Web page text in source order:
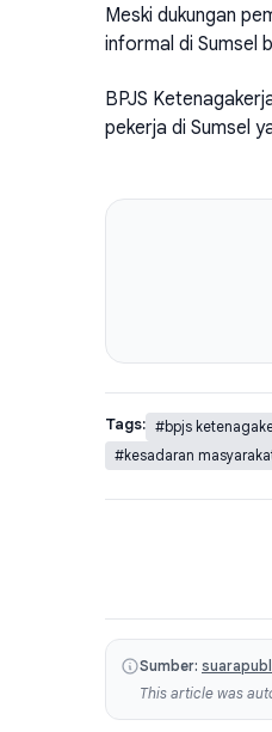
Meski dukungan
informal di Sumsel
BPJS
pekerja di Sumsel
Tags: #bpjs
#kesadaran
Sumber:
This article was